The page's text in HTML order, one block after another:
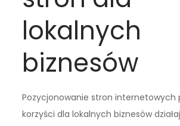
lokalnych
biznesów
Pozycjonowanie stron internetowych
korzyści dla lokalnych biznesów